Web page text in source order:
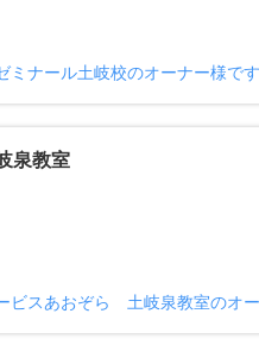
ミナール土岐校のオーナー様で
泉教室
ビスあおぞら 土岐泉教室のオ